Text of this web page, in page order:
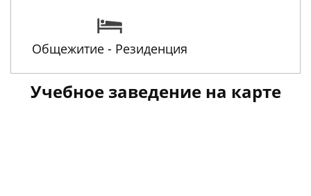
Общежитие - Резиденция
Учебное заведение на карте